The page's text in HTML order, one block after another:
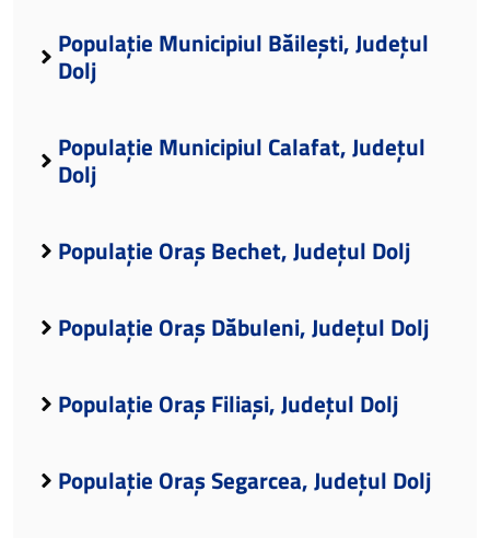
Populație Municipiul Băilești, Județul
Dolj
Populație Municipiul Calafat, Județul
Dolj
Populație Oraș Bechet, Județul Dolj
Populație Oraș Dăbuleni, Județul Dolj
Populație Oraș Filiași, Județul Dolj
Populație Oraș Segarcea, Județul Dolj